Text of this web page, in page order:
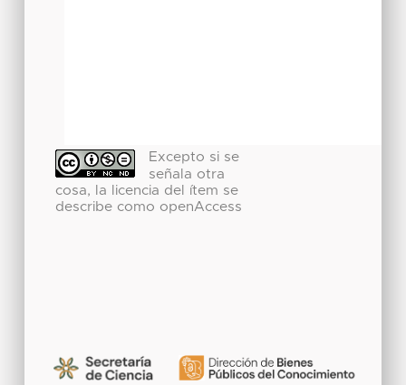
Excepto si se
señala otra
cosa, la licencia del ítem se
describe como openAccess